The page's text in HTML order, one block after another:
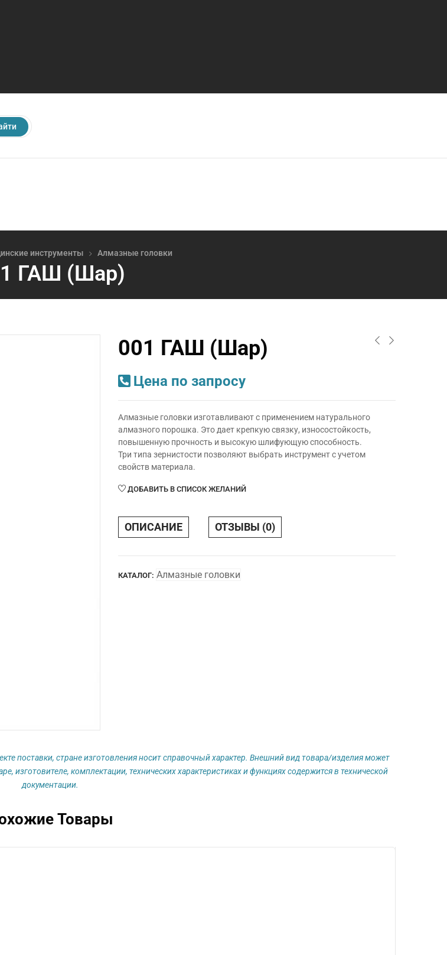
инструменты Алмазные головки
ГАШ (Шар)
001 ГАШ (Шар)
Цена по запросу
Алмазные головки изготавливают с применением натурального
алмазного порошка. Это дает крепкую связку, износостойкость,
повышенную прочность и высокую шлифующую способность.
Три типа зернистости позволяют выбрать инструмент с учетом
свойств материала.
ДОБАВИТЬ В СПИСОК ЖЕЛАНИЙ
ОПИСАНИЕ ОТЗЫВЫ (0)
КАТАЛОГ: Алмазные головки
поставки, стране изготовления носит справочный характер. Внешний вид товара/изделия может
изготовителе, комплектации, технических характеристиках и функциях содержится в технической
документации.
Товары